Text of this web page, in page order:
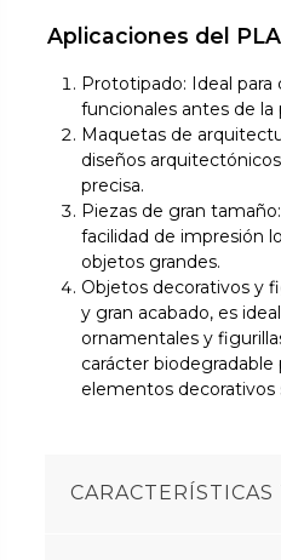
Aplicaciones del
Prototipado: Ideal para
funcionales antes de la
Maquetas de
diseños
precisa.
Piezas de gran
facilidad de impresión
objetos grandes.
Objetos decorativos y
y gran acabado, es
ornamentales y
carácter
elementos decorativos
CARACTERÍSTICAS